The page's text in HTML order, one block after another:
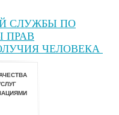
СЛУЖБЫ ПО
ПРАВ
ЧЕЛОВЕКА